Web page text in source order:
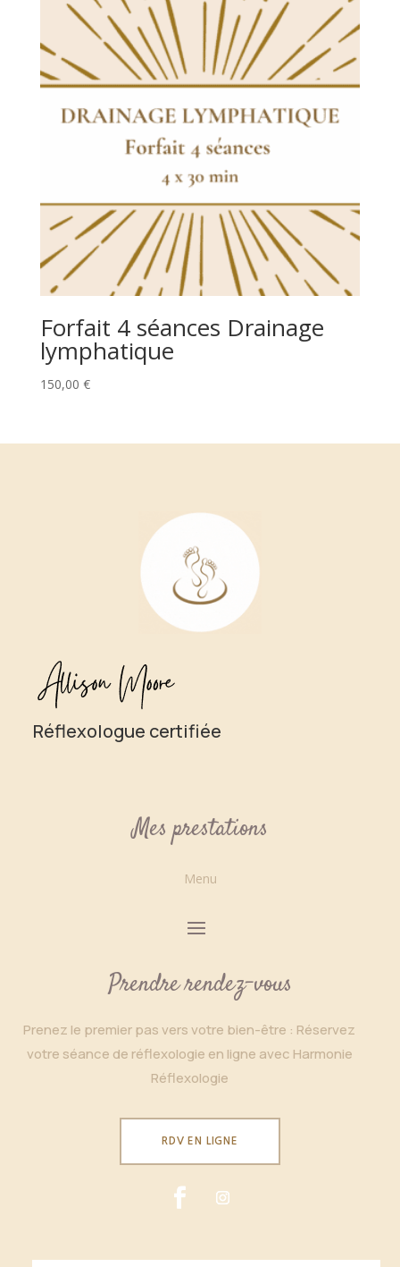
Forfait 4 séances Drainage
lymphatique
150,00 €
Réflexologue certifiée
Mes prestations
Menu
Prendre rendez-vous
Prenez le premier pas vers votre bien-être : Réservez
votre séance de réflexologie en ligne avec Harmonie
Réflexologie
RDV EN LIGNE